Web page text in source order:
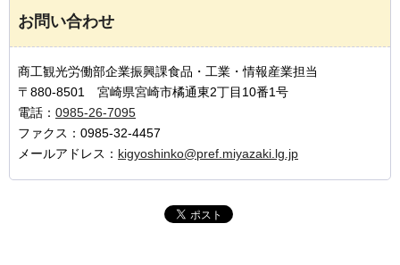
お問い合わせ
商工観光労働部企業振興課食品・工業・情報産業担当
〒880-8501 宮崎県宮崎市橘通東2丁目10番1号
電話： 0985-26-7095
ファクス：0985-32-4457
メールアドレス： kigyoshinko@pref.miyazaki.lg.jp